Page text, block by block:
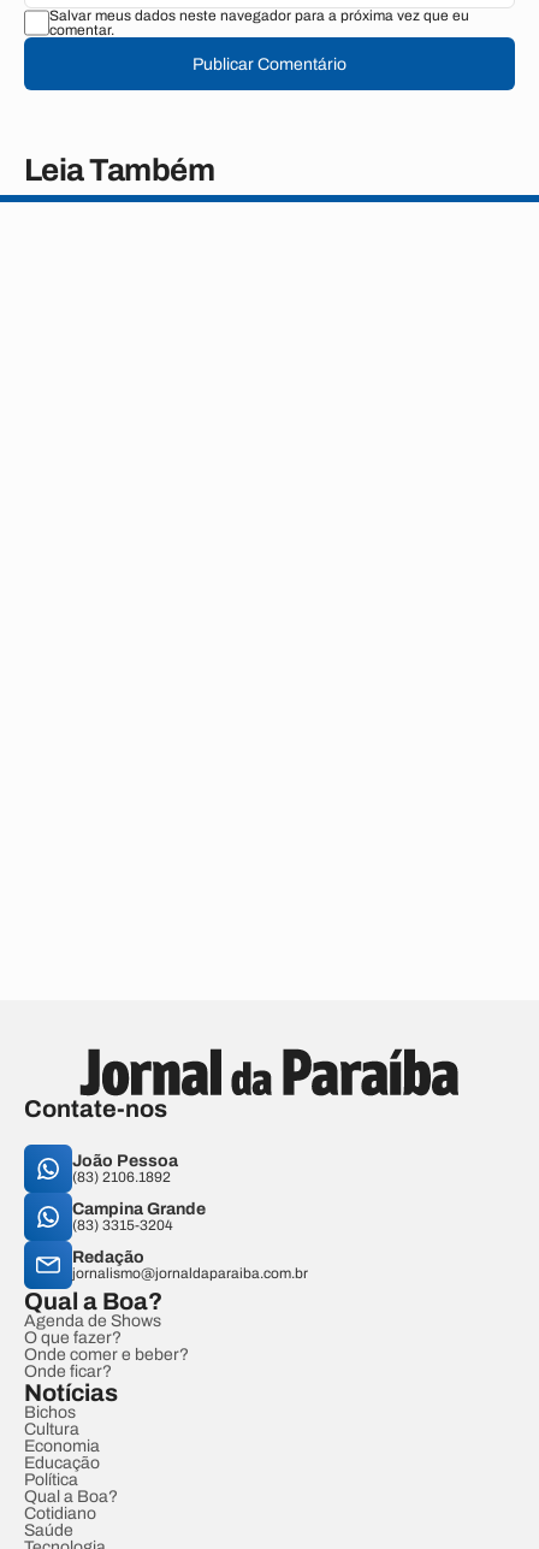
Salvar meus dados neste navegador para a próxima vez que eu
comentar.
Publicar Comentário
Leia Também
Contate-nos
João Pessoa
(83) 2106.1892
Campina Grande
(83) 3315-3204
Redação
jornalismo@jornaldaparaiba.com.br
Qual a Boa?
Agenda de Shows
O que fazer?
Onde comer e beber?
Onde ficar?
Notícias
Bichos
Cultura
Economia
Educação
Política
Qual a Boa?
Cotidiano
Saúde